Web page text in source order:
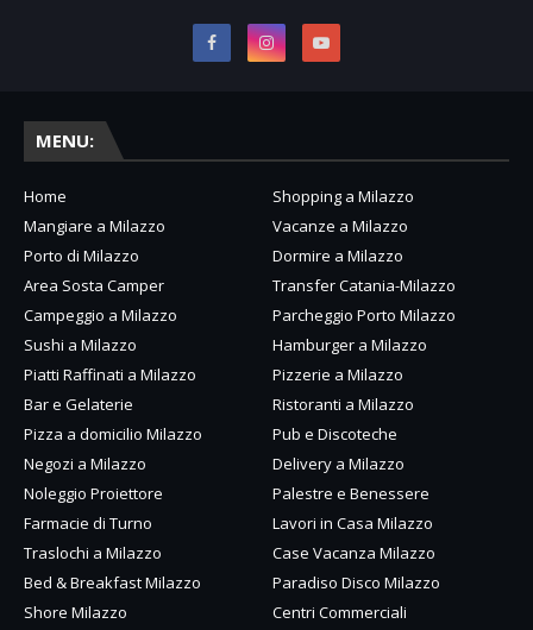
MENU:
Home
Shopping a Milazzo
Mangiare a Milazzo
Vacanze a Milazzo
Porto di Milazzo
Dormire a Milazzo
Area Sosta Camper
Transfer Catania-Milazzo
Campeggio a Milazzo
Parcheggio Porto Milazzo
Sushi a Milazzo
Hamburger a Milazzo
Piatti Raffinati a Milazzo
Pizzerie a Milazzo
Bar e Gelaterie
Ristoranti a Milazzo
Pizza a domicilio Milazzo
Pub e Discoteche
Negozi a Milazzo
Delivery a Milazzo
Noleggio Proiettore
Palestre e Benessere
Farmacie di Turno
Lavori in Casa Milazzo
Traslochi a Milazzo
Case Vacanza Milazzo
Bed & Breakfast Milazzo
Paradiso Disco Milazzo
Shore Milazzo
Centri Commerciali